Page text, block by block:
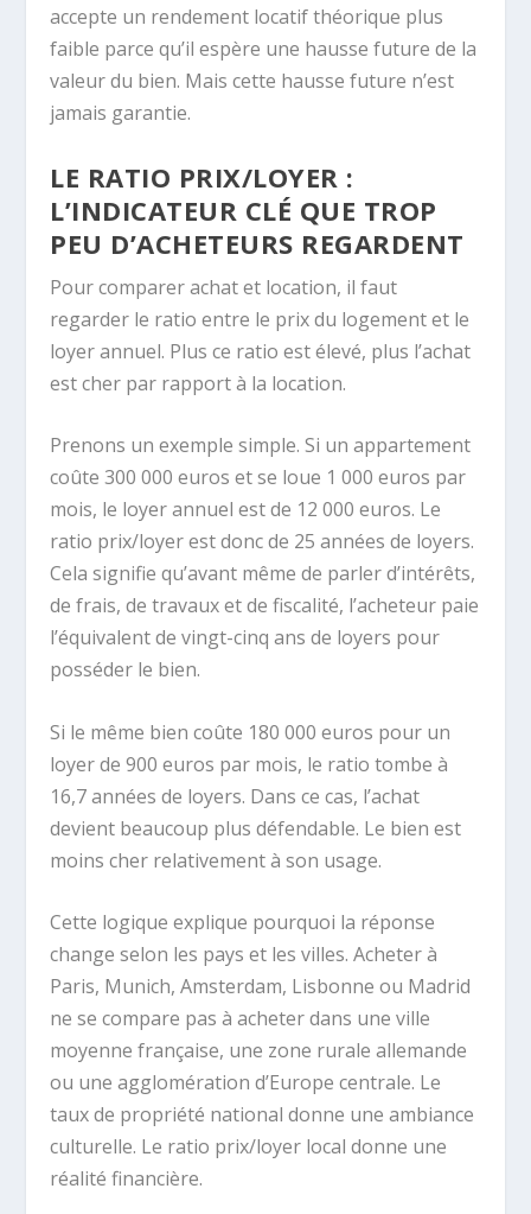
accepte un rendement locatif théorique plus
faible parce qu’il espère une hausse future de la
valeur du bien. Mais cette hausse future n’est
jamais garantie.
LE RATIO PRIX/LOYER :
L’INDICATEUR CLÉ QUE TROP
PEU D’ACHETEURS REGARDENT
Pour comparer achat et location, il faut
regarder le ratio entre le prix du logement et le
loyer annuel. Plus ce ratio est élevé, plus l’achat
est cher par rapport à la location.
Prenons un exemple simple. Si un appartement
coûte 300 000 euros et se loue 1 000 euros par
mois, le loyer annuel est de 12 000 euros. Le
ratio prix/loyer est donc de 25 années de loyers.
Cela signifie qu’avant même de parler d’intérêts,
de frais, de travaux et de fiscalité, l’acheteur paie
l’équivalent de vingt-cinq ans de loyers pour
posséder le bien.
Si le même bien coûte 180 000 euros pour un
loyer de 900 euros par mois, le ratio tombe à
16,7 années de loyers. Dans ce cas, l’achat
devient beaucoup plus défendable. Le bien est
moins cher relativement à son usage.
Cette logique explique pourquoi la réponse
change selon les pays et les villes. Acheter à
Paris, Munich, Amsterdam, Lisbonne ou Madrid
ne se compare pas à acheter dans une ville
moyenne française, une zone rurale allemande
ou une agglomération d’Europe centrale. Le
taux de propriété national donne une ambiance
culturelle. Le ratio prix/loyer local donne une
réalité financière.